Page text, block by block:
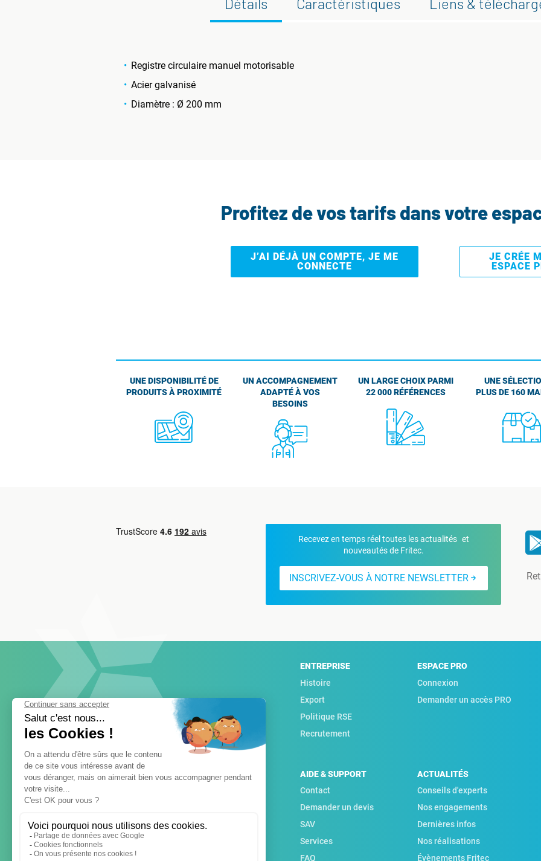
Détails Caractéristiques Liens &
Registre circulaire manuel motorisable
Acier galvanisé
Diamètre : Ø 200 mm
Profitez de vos tarifs dans votre
J’AI DÉJÀ UN COMPTE, JE ME
CONNECTE
JE CRÉE
ESPACE
UNE DISPONIBILITÉ DE
PRODUITS À PROXIMITÉ
UN ACCOMPAGNEMENT
ADAPTÉ À VOS
BESOINS
UN LARGE CHOIX PARMI
22 000 RÉFÉRENCES
UNE
PLUS DE 160
Recevez en temps réel toutes les actualités et
nouveautés de Fritec.
INSCRIVEZ-VOUS À NOTRE NEWSLETTER
ENTREPRISE
Histoire
Export
Politique RSE
Recrutement
ESPACE PRO
Connexion
Demander un accès PRO
AIDE & SUPPORT
Contact
Demander un devis
SAV
Services
FAQ
ACTUALITÉS
Conseils d'experts
Nos engagements
Dernières infos
Nos réalisations
Évènements Fritec